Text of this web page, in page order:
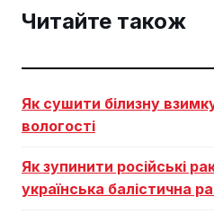
Читайте також
Як сушити білизну
вологості
Як зупинити російські
українська балістична